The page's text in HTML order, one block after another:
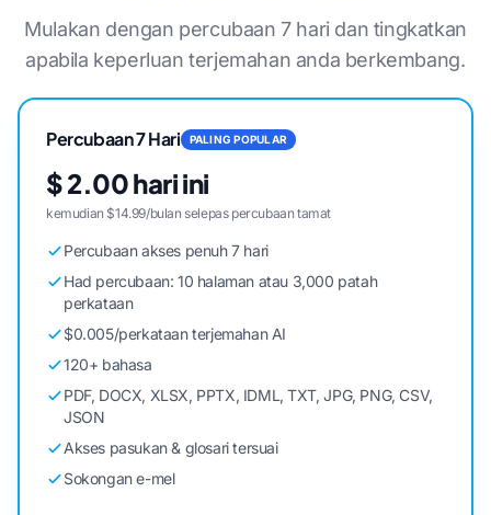
Mulakan dengan percubaan 7 hari dan tingkatkan
apabila keperluan terjemahan anda berkembang.
Percubaan 7 Hari PALING POPULAR
$ 2.00 hari ini
kemudian $14.99/bulan selepas percubaan tamat
Percubaan akses penuh 7 hari
Had percubaan: 10 halaman atau 3,000 patah
perkataan
$0.005/perkataan terjemahan AI
120+ bahasa
PDF, DOCX, XLSX, PPTX, IDML, TXT, JPG, PNG, CSV,
JSON
Akses pasukan & glosari tersuai
Sokongan e-mel